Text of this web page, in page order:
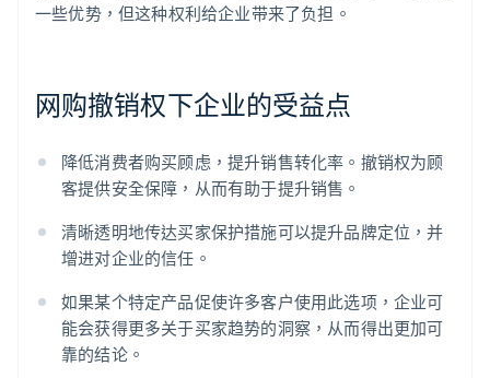
一些优势，但这种权利给企业带来了负担。
网购撤销权下企业的受益点
降低消费者购买顾虑，提升销售转化率。撤销权为顾
客提供安全保障，从而有助于提升销售。
清晰透明地传达买家保护措施可以提升品牌定位，并
增进对企业的信任。
如果某个特定产品促使许多客户使用此选项，企业可
能会获得更多关于买家趋势的洞察，从而得出更加可
靠的结论。